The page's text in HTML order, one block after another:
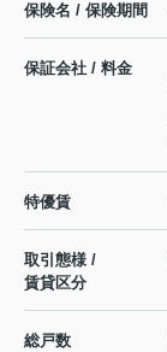
保険名 / 保険期間
保証会社 / 料金
特優賃
取引態様 /
賃貸区分
総戸数